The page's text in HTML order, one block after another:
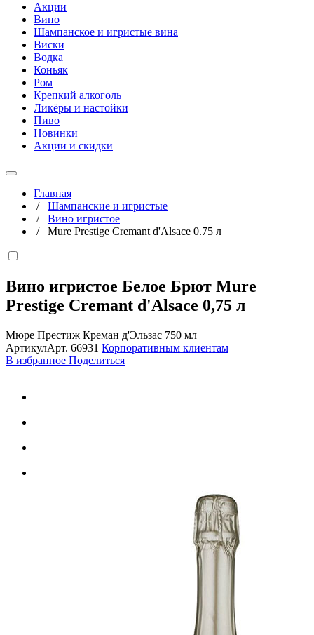
Акции
Вино
Шампанское и игристые вина
Виски
Водка
Коньяк
Ром
Крепкий алкоголь
Ликёры и настойки
Пиво
Новинки
Акции и скидки
Главная
/ Шампанские и игристые
/ Вино игристое
/ Mure Prestige Cremant d'Alsace 0.75 л
Вино игристое Белое Брют Mure
Prestige Cremant d'Alsace 0,75 л
Мюре Престиж Креман д'Эльзас 750 мл
АртикулАрт. 66931 Корпоративным клиентам
В избранное Поделиться